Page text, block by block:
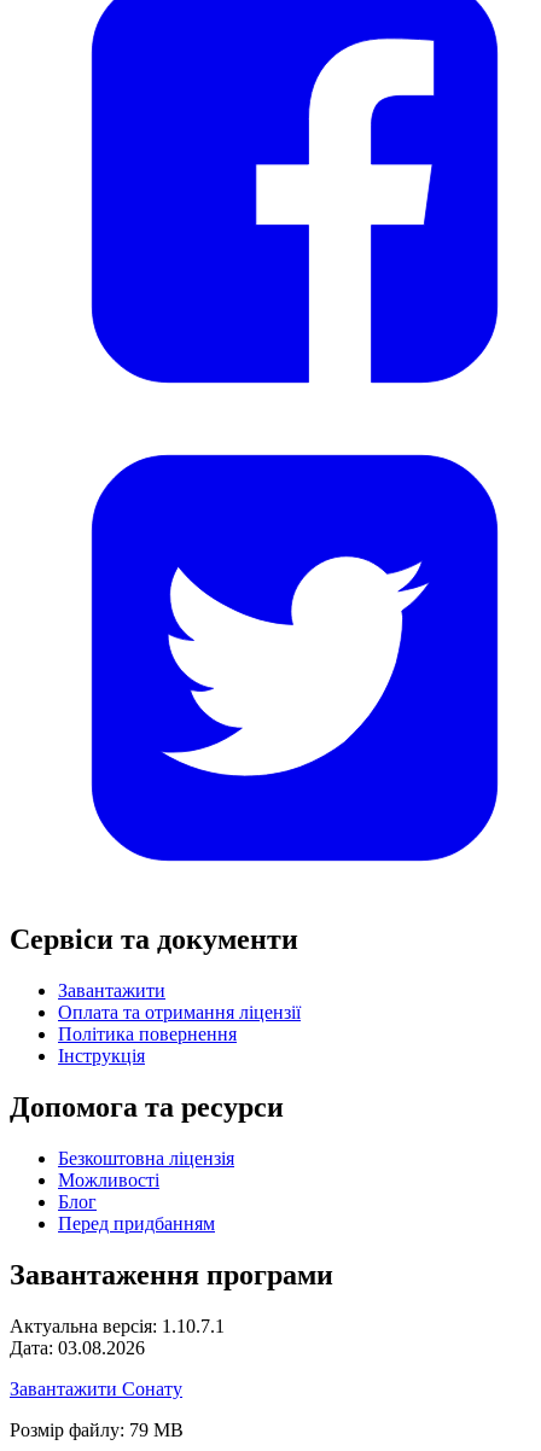
Сервіси та документи
Завантажити
Оплата та отримання ліцензії
Політика повернення
Інструкція
Допомога та ресурси
Безкоштовна ліцензія
Можливості
Блог
Перед придбанням
Завантаження програми
Актуальна версія: 1.10.7.1
Дата: 03.08.2026
Завантажити Сонату
Розмір файлу: 79 MB